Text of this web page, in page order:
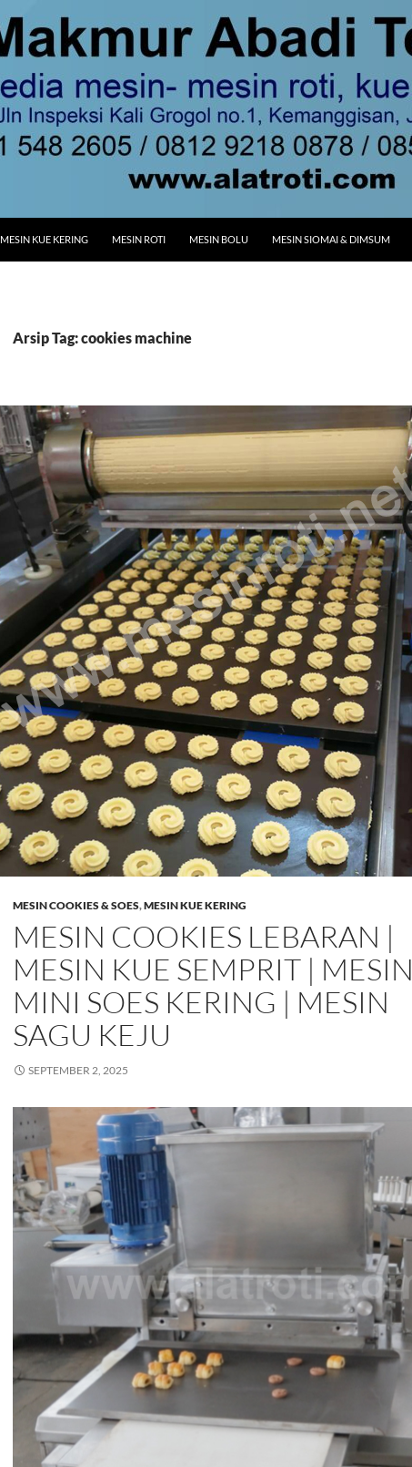
MESIN KUE KERING MESIN ROTI MESIN BOLU MESIN SIOMAI & DIMSUM
Arsip Tag: cookies machine
MESIN COOKIES & SOES,MESIN KUE KERING
MESIN COOKIES LEBARAN |
MESIN KUE SEMPRIT | MESIN
MINI SOES KERING | MESIN
SAGU KEJU
SEPTEMBER 2, 2025